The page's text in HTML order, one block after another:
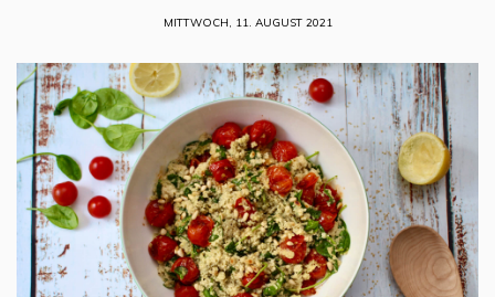
MITTWOCH, 11. AUGUST 2021